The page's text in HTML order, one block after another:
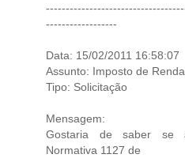
------------------
Data: 15/02/2011 16:58:07
Assunto: Imposto de Renda
Tipo: Solicitação
Mensagem:
Gostaria de saber se
Normativa 1127 de